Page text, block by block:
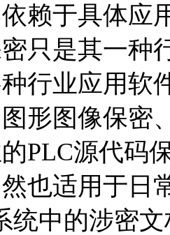
赖于具体应
只是其一种
行业应用软
形图像保密
PLC源代码
也适用于日
统中的涉密